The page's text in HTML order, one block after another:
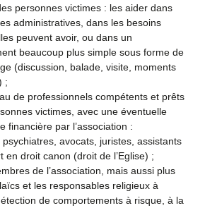
personnes victimes : les aider dans
administratives, dans les besoins
peuvent avoir, ou dans un
beaucoup plus simple sous forme de
(discussion, balade, visite, moments
;
de professionnels compétents et prêts
victimes, avec une éventuelle
financière par l’association :
psychiatres, avocats, juristes, assistants
en droit canon (droit de l’Eglise) ;
de l’association, mais aussi plus
et les responsables religieux à
de comportements à risque, à la